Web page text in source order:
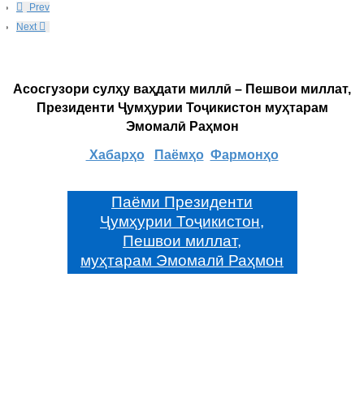
Prev
Next
Асосгузори сулҳу ваҳдати миллӣ – Пешвои миллат,
Президенти Ҷумҳурии Тоҷикистон муҳтарам
Эмомалӣ Раҳмон
Хабарҳо Паёмҳо Фармонҳо
Паёми Президенти
Ҷумҳурии Тоҷикистон,
Пешвои миллат,
муҳтарам Эмомалӣ Раҳмон